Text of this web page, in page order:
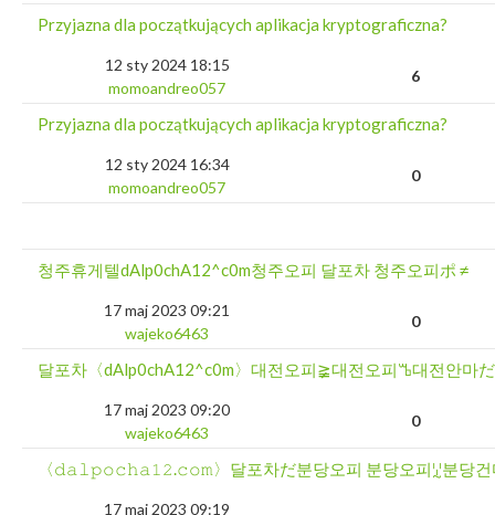
Przyjazna dla początkujących aplikacja kryptograficzna?
12 sty 2024 18:15
momoandreo057
6
Przyjazna dla początkujących aplikacja kryptograficzna?
12 sty 2024 16:34
momoandreo057
0
청주휴게텔dAlp0chA12^c0m청주오피 달포차 청주오피ポ ≠
17 maj 2023 09:21
wajeko6463
0
달포차〈dAlp0chA12^c0m〉대전오피≩대전오피ꕰ대전안마
17 maj 2023 09:20
wajeko6463
0
〈𝚍𝚊𝚕𝚙𝚘𝚌𝚑𝚊𝟷𝟸.𝚌𝚘𝚖〉달포차だ분당오피 분당오피ꗸ분당건
17 maj 2023 09:19